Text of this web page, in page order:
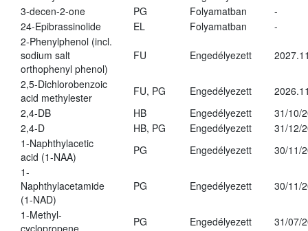
3-decen-2-one
PG Folyamatban
-
24-Epibrassinolide
EL Folyamatban
-
2-Phenylphenol (incl.
sodium salt
orthophenyl phenol)
FU Engedélyezett
2,5-Dichlorobenzoic
acid methylester
FU, PG Engedélyezett
2,4-DB
HB Engedélyezett
31/10/
2,4-D
HB, PG Engedélyezett
31/12/
1-Naphthylacetic
acid (1-NAA)
PG Engedélyezett
30/11/
1-
Naphthylacetamide
(1-NAD)
PG Engedélyezett 30/11/
1-Methyl-
PG Engedélyezett 31/07/